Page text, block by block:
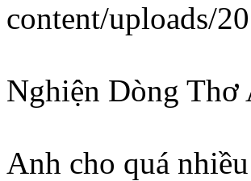
content/uploads/
Nghiện Dòng Thơ
Anh cho quá